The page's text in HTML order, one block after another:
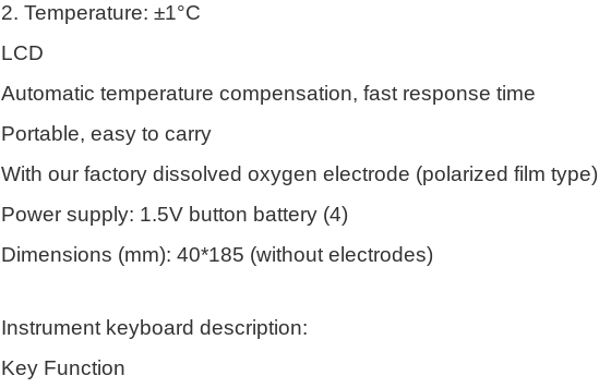
2. Temperature: ±1°C
LCD
Automatic temperature compensation, fast response time
Portable, easy to carry
With our factory dissolved oxygen electrode (polarized film type)
Power supply: 1.5V button battery (4)
Dimensions (mm): 40*185 (without electrodes)
Instrument keyboard description:
Key Function